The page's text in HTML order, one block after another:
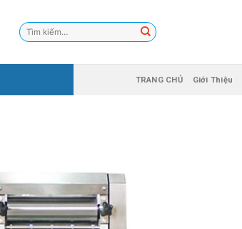
Tìm
kiếm:
TRANG CHỦ Giới Thiệu